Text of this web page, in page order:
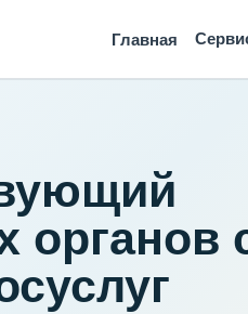
Главная
органов